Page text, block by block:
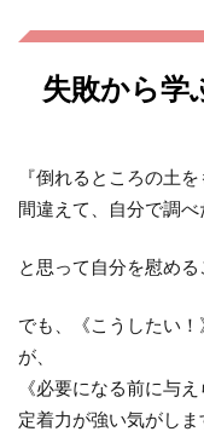
失敗から学
『倒れるところの土
間違えて、自分で調べ
と思って自分を慰める
でも、《こうしたい
が、
《必要になる前に与
定着力が強い気がしま